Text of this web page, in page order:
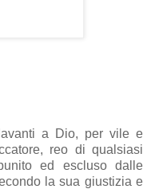
a Dio, per vile e
reo di qualsiasi
ed escluso dalle
la sua giustizia e